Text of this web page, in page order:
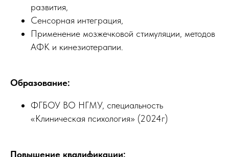
развития,
Сенсорная интеграция,
Применение мозжечковой стимуляции, методов
АФК и кинезиотерапии.
Образование:
ФГБОУ ВО НГМУ, специальность
«Клиническая психология» (2024г)
Повышение квалификации: